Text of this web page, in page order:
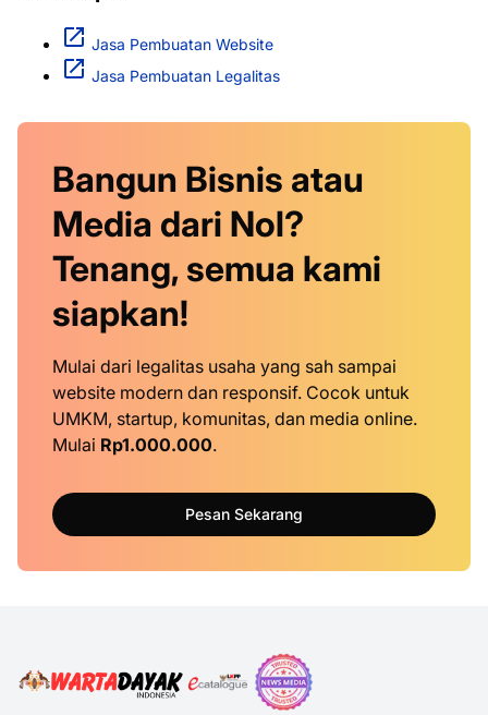
Jasa Pembuatan Website
Jasa Pembuatan Legalitas
Bangun Bisnis atau
Media dari Nol?
Tenang, semua kami
siapkan!
Mulai dari legalitas usaha yang sah sampai
website modern dan responsif. Cocok untuk
UMKM, startup, komunitas, dan media online.
Mulai Rp1.000.000.
Pesan Sekarang